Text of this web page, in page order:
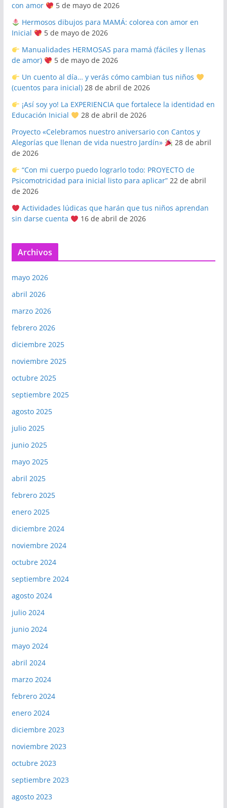
con amor
5 de mayo de 2026
Hermosos dibujos para MAMÁ: colorea con amor en
Inicial
5 de mayo de 2026
Manualidades HERMOSAS para mamá (fáciles y llenas
de amor)
5 de mayo de 2026
Un cuento al día… y verás cómo cambian tus niños
(cuentos para inicial) 28 de abril de 2026
¡Así soy yo! La EXPERIENCIA que fortalece la identidad en
Educación Inicial
28 de abril de 2026
Proyecto «Celebramos nuestro aniversario con Cantos y
Alegorías que llenan de vida nuestro Jardín»
28 de abril
de 2026
“Con mi cuerpo puedo lograrlo todo: PROYECTO de
Psicomotricidad para inicial listo para aplicar” 22 de abril
de 2026
Actividades lúdicas que harán que tus niños aprendan
sin darse cuenta
16 de abril de 2026
Archivos
mayo 2026
abril 2026
marzo 2026
febrero 2026
diciembre 2025
noviembre 2025
octubre 2025
septiembre 2025
agosto 2025
julio 2025
junio 2025
mayo 2025
abril 2025
febrero 2025
enero 2025
diciembre 2024
noviembre 2024
octubre 2024
septiembre 2024
agosto 2024
julio 2024
junio 2024
mayo 2024
abril 2024
marzo 2024
febrero 2024
enero 2024
diciembre 2023
noviembre 2023
octubre 2023
septiembre 2023
agosto 2023